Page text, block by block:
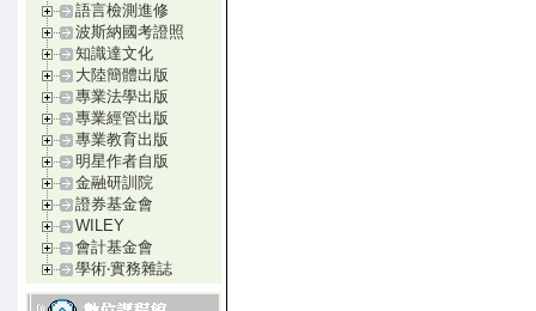
語言檢測進修
波斯納國考證照
知識達文化
大陸簡體出版
專業法學出版
專業經管出版
專業教育出版
明星作者自版
金融研訓院
證券基金會
WILEY
會計基金會
學術‧實務雜誌